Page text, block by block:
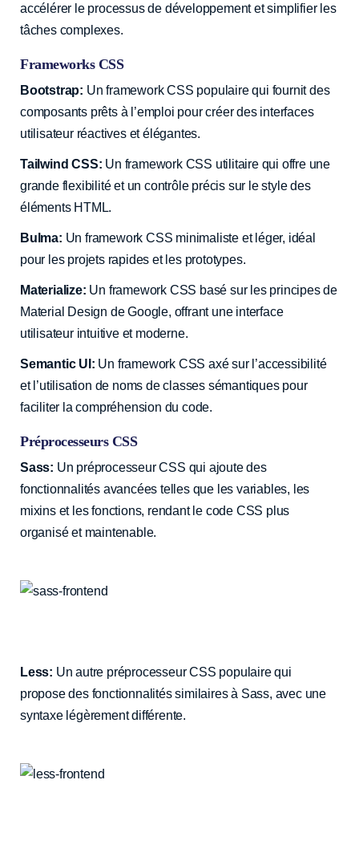
accélérer le processus de développement et simplifier les
tâches complexes.
Frameworks CSS
Bootstrap: Un framework CSS populaire qui fournit des
composants prêts à l’emploi pour créer des interfaces
utilisateur réactives et élégantes.
Tailwind CSS: Un framework CSS utilitaire qui offre une
grande flexibilité et un contrôle précis sur le style des
éléments HTML.
Bulma: Un framework CSS minimaliste et léger, idéal
pour les projets rapides et les prototypes.
Materialize: Un framework CSS basé sur les principes de
Material Design de Google, offrant une interface
utilisateur intuitive et moderne.
Semantic UI: Un framework CSS axé sur l’accessibilité
et l’utilisation de noms de classes sémantiques pour
faciliter la compréhension du code.
Préprocesseurs CSS
Sass: Un préprocesseur CSS qui ajoute des
fonctionnalités avancées telles que les variables, les
mixins et les fonctions, rendant le code CSS plus
organisé et maintenable.
Less: Un autre préprocesseur CSS populaire qui
propose des fonctionnalités similaires à Sass, avec une
syntaxe légèrement différente.